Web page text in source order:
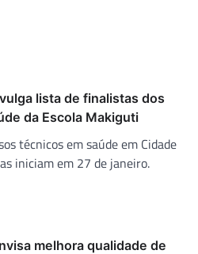
lista de finalistas dos
da Escola Makiguti
técnicos em saúde em Cidade
iniciam em 27 de janeiro.
melhora qualidade de